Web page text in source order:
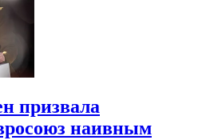
призвала
наивным